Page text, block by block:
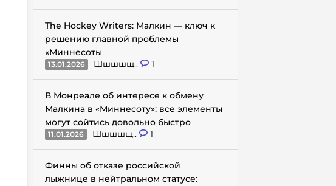
The Hockey Writers: Малкин — ключ к
решению главной проблемы
«Миннесоты
13.01.2026 Шшшшщ.. 1
В Монреале об интересе к обмену
Малкина в «Миннесоту»: все элементы
могут сойтись довольно быстро
11.01.2026 Шшшшщ.. 1
Финны об отказе российской
лыжнице в нейтральном статусе: